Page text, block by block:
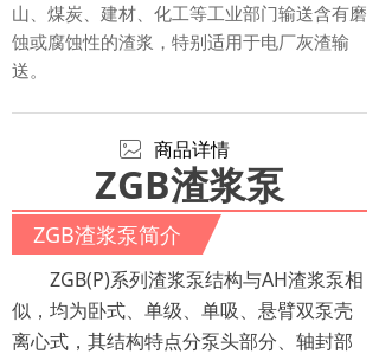
山、煤炭、建材、化工等工业部门输送含有磨
蚀或腐蚀性的渣浆，特别适用于电厂灰渣输
送。
商品详情
ZGB渣浆泵
ZGB渣浆泵简介
ZGB(P)系列渣浆泵结构与AH渣浆泵相
似，均为卧式、单级、单吸、悬臂双泵壳
离心式，其结构特点分泵头部分、轴封部
ꂈ